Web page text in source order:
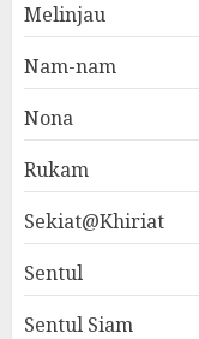
Melinjau
Nam-nam
Nona
Rukam
Sekiat@Khiriat
Sentul
Sentul Siam